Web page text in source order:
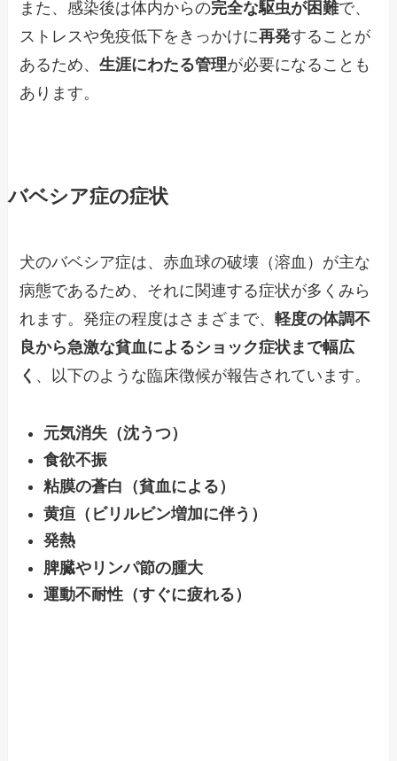
また、感染後は体内からの完全な駆虫が困難で、
ストレスや免疫低下をきっかけに再発することが
あるため、生涯にわたる管理が必要になることも
あります。
バベシア症の症状
犬のバベシア症は、赤血球の破壊（溶血）が主な
病態であるため、それに関連する症状が多くみら
れます。発症の程度はさまざまで、軽度の体調不
良から急激な貧血によるショック症状まで幅広
く 、以下のような臨床徴候が報告されています。
元気消失（沈うつ）
食欲不振
粘膜の蒼白（貧血による）
黄疸（ビリルビン増加に伴う）
発熱
脾臓やリンパ節の腫大
運動不耐性（すぐに疲れる）